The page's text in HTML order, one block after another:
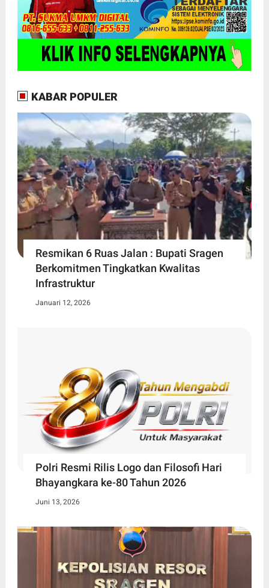
KABAR POPULER
Resmikan 6 Ruas Jalan : Bupati Sragen
Berkomitmen Tingkatkan Kwalitas
Infrastruktur
Januari 12, 2026
Polri Resmi Rilis Logo dan Filosofi Hari
Bhayangkara ke-80 Tahun 2026
Juni 13, 2026